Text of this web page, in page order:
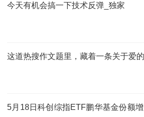
今天有机会搞一下技术反弹_独家
这道热搜作文题里，藏着一条关于爱
5月18日科创综指ETF鹏华基金份额